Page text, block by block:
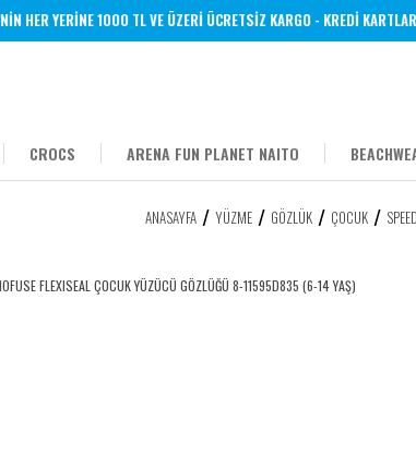
HER YERİNE 1000 TL VE ÜZERİ ÜCRETSİZ KARGO - KREDİ
CROCS ARENA FUN PLANET NAITO
ANASAYFA YÜZME GÖZLÜK ÇOCUK